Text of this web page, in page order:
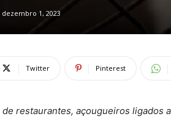
dezembro 1, 2023
Twitter Pinterest
restaurantes, açougueiros ligados